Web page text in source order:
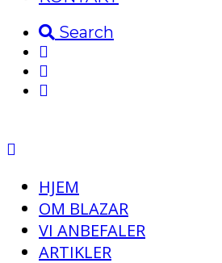
Search
HJEM
OM BLAZAR
VI ANBEFALER
ARTIKLER